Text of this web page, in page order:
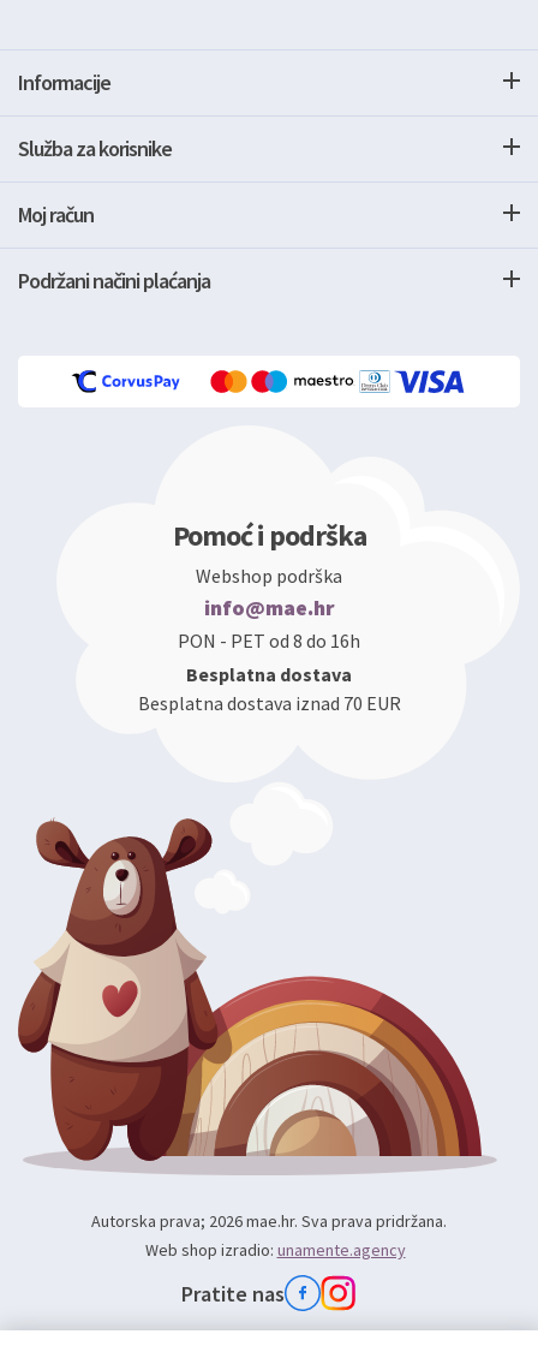
Informacije
Služba za korisnike
Moj račun
Podržani načini plaćanja
Pomoć i podrška
Webshop podrška
info@mae.hr
PON - PET od 8 do 16h
Besplatna dostava
Besplatna dostava iznad 70 EUR
Autorska prava; 2026 mae.hr. Sva prava pridržana.
Web shop izradio: unamente.agency
Pratite nas